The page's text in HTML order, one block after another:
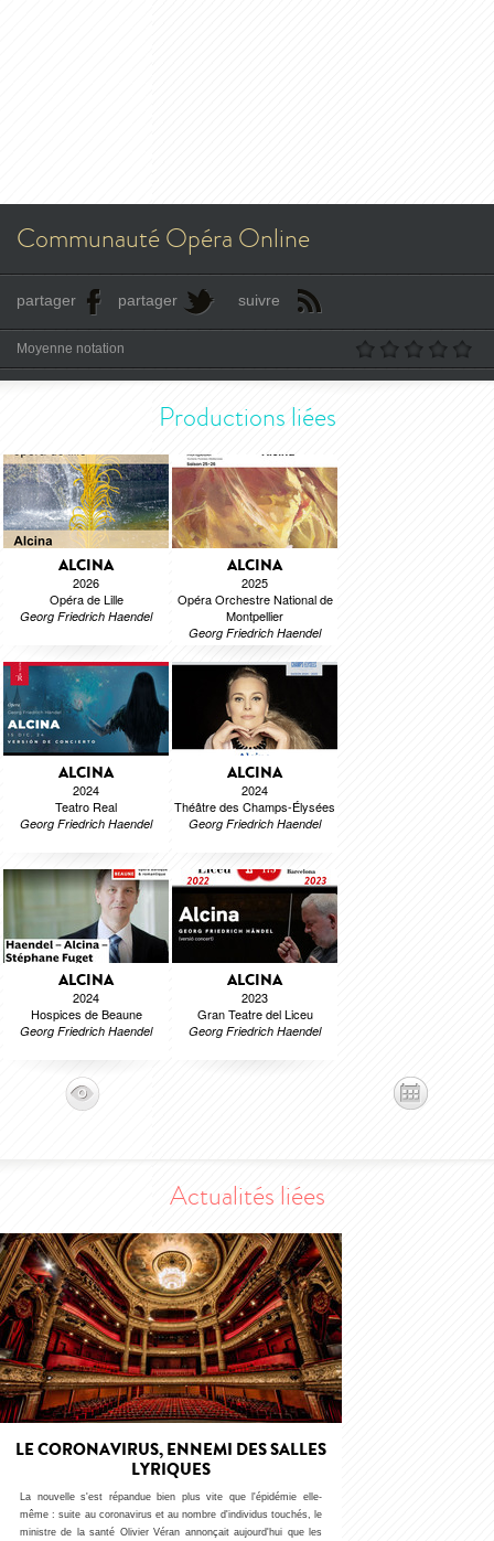
Communauté Opéra Online
partager partager suivre
Moyenne notation
Productions liées
ALCINA
2026
Opéra de Lille
Georg Friedrich Haendel
ALCINA
2025
Opéra Orchestre National de
Montpellier
Georg Friedrich Haendel
ALCINA
2024
Teatro Real
Georg Friedrich Haendel
ALCINA
2024
Théâtre des Champs-Élysées
Georg Friedrich Haendel
ALCINA
2024
Hospices de Beaune
Georg Friedrich Haendel
ALCINA
2023
Gran Teatre del Liceu
Georg Friedrich Haendel
Actualités liées
LE CORONAVIRUS, ENNEMI DES SALLES
LYRIQUES
La nouvelle s'est répandue bien plus vite que l'épidémie elle-
même : suite au coronavirus et au nombre d'individus touchés, le
ministre de la santé Olivier Véran annonçait aujourd'hui que les